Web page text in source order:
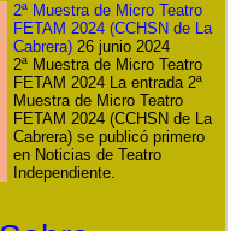
2ª Muestra de Micro Teatro
FETAM 2024 (CCHSN de La
Cabrera) 26 junio 2024
2ª Muestra de Micro Teatro
FETAM 2024 La entrada 2ª
Muestra de Micro Teatro
FETAM 2024 (CCHSN de La
Cabrera) se publicó primero
en Noticias de Teatro
Independiente.